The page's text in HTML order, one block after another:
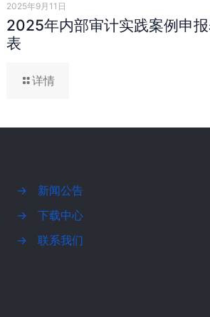
2025年9月11日
2025年内部审计实践案例申
表
详情
→
新闻公告
→
下载中心
→
联系我们